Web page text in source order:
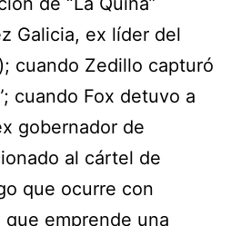
Galicia, ex líder del
cuando Zedillo capturó
cuando Fox detuvo a
gobernador de
al cártel de
que ocurre con
emprende una